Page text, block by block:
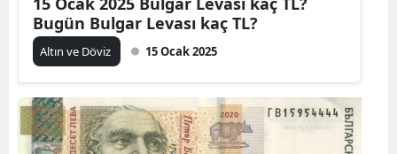
Bugün Bulgar Levası kaç TL?
Altın ve Döviz 15 Ocak 2025